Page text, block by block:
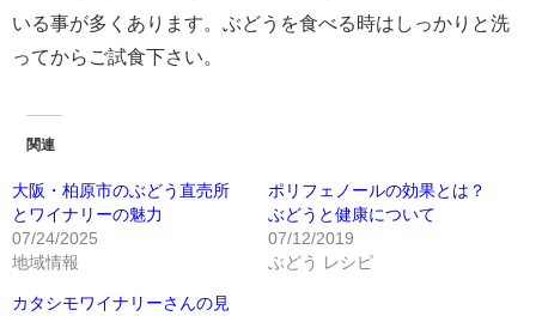
いる事が多くあります。ぶどうを食べる時はしっかりと洗
ってからご試食下さい。
関連
大阪・柏原市のぶどう直売所
とワイナリーの魅力
07/24/2025
地域情報
ポリフェノールの効果とは？
ぶどうと健康について
07/12/2019
ぶどう レシピ
カタシモワイナリーさんの見